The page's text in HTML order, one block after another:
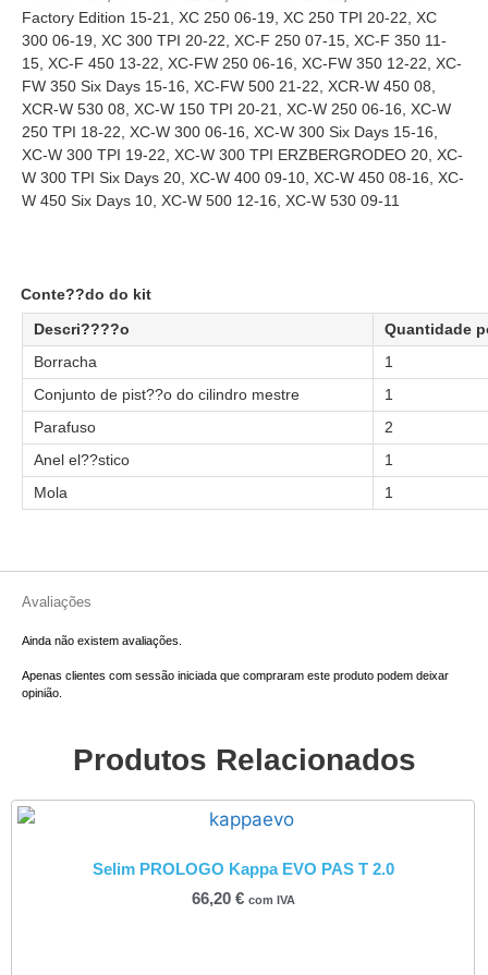
Factory Edition 15-21, XC 250 06-19, XC 250 TPI 20-22, XC
300 06-19, XC 300 TPI 20-22, XC-F 250 07-15, XC-F 350 11-
15, XC-F 450 13-22, XC-FW 250 06-16, XC-FW 350 12-22, XC-
FW 350 Six Days 15-16, XC-FW 500 21-22, XCR-W 450 08,
XCR-W 530 08, XC-W 150 TPI 20-21, XC-W 250 06-16, XC-W
250 TPI 18-22, XC-W 300 06-16, XC-W 300 Six Days 15-16,
XC-W 300 TPI 19-22, XC-W 300 TPI ERZBERGRODEO 20, XC-
W 300 TPI Six Days 20, XC-W 400 09-10, XC-W 450 08-16, XC-
W 450 Six Days 10, XC-W 500 12-16, XC-W 530 09-11
Conte??do do kit
Descri????o
Quantidade
Borracha
1
Conjunto de pist??o do cilindro mestre
1
Parafuso
2
Anel el??stico
1
Mola
1
Avaliações
Ainda não existem avaliações.
Apenas clientes com sessão iniciada que compraram este produto podem deixar
opinião.
Produtos Relacionados
Selim PROLOGO Kappa EVO PAS T 2.0
66,20 € com IVA